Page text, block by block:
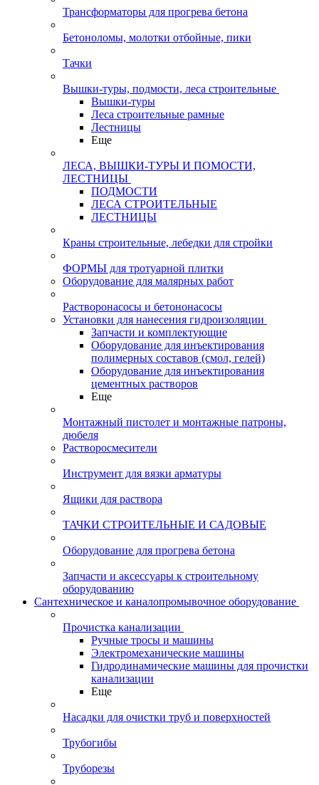
Трансформаторы для прогрева бетона
Бетоноломы, молотки отбойные, пики
Тачки
Вышки-туры, подмости, леса строительные
Вышки-туры
Леса строительные рамные
Лестницы
Еще
ЛЕСА, ВЫШКИ-ТУРЫ И ПОМОСТИ,
ЛЕСТНИЦЫ
ПОДМОСТИ
ЛЕСА СТРОИТЕЛЬНЫЕ
ЛЕСТНИЦЫ
Краны строительные, лебедки для стройки
ФОРМЫ для тротуарной плитки
Оборудование для малярных работ
Растворонасосы и бетононасосы
Установки для нанесения гидроизоляции
Запчасти и комплектующие
Оборудование для инъектирования
полимерных составов (смол, гелей)
Оборудование для инъектирования
цементных растворов
Еще
Монтажный пистолет и монтажные патроны,
дюбеля
Растворосмесители
Инструмент для вязки арматуры
Ящики для раствора
ТАЧКИ СТРОИТЕЛЬНЫЕ И САДОВЫЕ
Оборудование для прогрева бетона
Запчасти и аксессуары к строительному
оборудованию
Сантехническое и каналопромывочное оборудование
Прочистка канализации
Ручные тросы и машины
Электромеханические машины
Гидродинамические машины для прочистки
канализации
Еще
Насадки для очистки труб и поверхностей
Трубогибы
Труборезы